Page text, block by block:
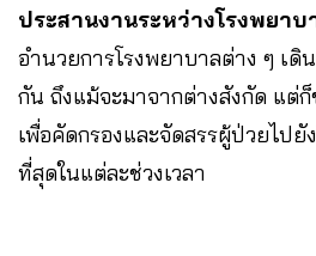
ประสานงานระหว่างโรงพยา
อำนวยการโรงพยาบาลต่าง ๆ เ
กัน ถึงแม้จะมาจากต่างสังกัด แต่
เพื่อคัดกรองและจัดสรรผู้ป่วยไปยั
ที่สุดในแต่ละช่วงเวลา